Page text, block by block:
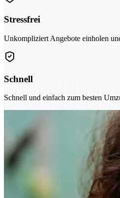
Stressfrei
Unkompliziert Angebote einholen
Schnell
Schnell und einfach zum besten